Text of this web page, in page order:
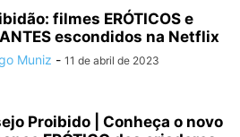
filmes ERÓTICOS e
escondidos na Netflix
Muniz - 11 de abril de 2023
Proibido | Conheça o novo